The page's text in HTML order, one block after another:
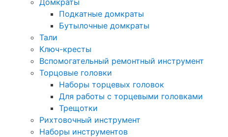
Домкраты
Подкатные домкраты
Бутылочные домкраты
Тали
Ключ-кресты
Вспомогательный ремонтный инструмент
Торцовые головки
Наборы торцевых головок
Для работы с торцевыми головками
Трещотки
Рихтовочный инструмент
Наборы инструментов